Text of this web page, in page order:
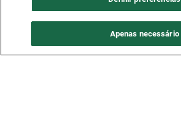
Apenas necessário